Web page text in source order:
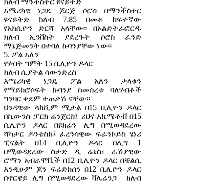
ክለብ ማንችስተር ዩናይትድ
አሜሪካዊ ነጋዴ ጆርጅ ሶሮስ በማንችስተር
ዩናይትድ ክለብ 7.85 በመቶ ከፍተኛው
የአክሲዮን ድርሻ አላቸው፡፡ በኦልድትራፎርዱ
ክለብ ኢንቨስት ያደረጉት ሶሮስ ፈንድ
ማኔጅመንት በተባለ ኩባንያቸው ነው፡፡
5. ፖል አለን
የሃብት ግምት 15 ቢሊዮን ዶላር
ክለብ ሲያትል ሳውንድረስ
አሜሪካዊ ነጋዴ ፖል አለን ታላቁን
የማይክሮሶፍት ኩባንያ ከመሰረቱ ባለሃብቶች
ግንባር ቀደም ተጠቃሽ ናቸው፡፡
ህንዳዊው ላክሺም ሚታል በ15 ቢሊዮን ዶላር
በኪውንስ ፓርክ ሬንጀርስ፤ ሪህና አኬሜቶቭ በ15
ቢሊዮን ዶላር በዩክሬን ሊግ በሚወዳደረው
ሻካታር ዶንቴስክ፤ ፈረንሳዊው ፍራንኮይስ ሄነሪ
ፒናልት በ14 ቢሊዮን ዶላር በሊግ 1
በሚወዳደረው ስታድ ዲ ሬኔስ፣ ራሽያዊው
ሮማን አብራሞቪች በ12 ቢሊዮን ዶላር በቼልሲ
እንዲሁም ጆን ፍሬድክሰን በ12 ቢሊዮን ዶላር
በኖርዌይ ሊግ በሚወዳደረው ቫሌሬንጋ ክለብ